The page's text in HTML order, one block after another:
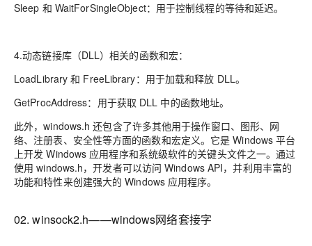
Sleep 和 WaitForSingleObject：用于控制线程的等待和延迟。
4.动态链接库（DLL）相关的函数和宏：
LoadLibrary 和 FreeLibrary：用于加载和释放 DLL。
GetProcAddress：用于获取 DLL 中的函数地址。
此外，windows.h 还包含了许多其他用于操作窗口、图形、网
络、注册表、安全性等方面的函数和宏定义。它是 Windows 平台
上开发 Windows 应用程序和系统级软件的关键头文件之一。通过
使用 windows.h，开发者可以访问 Windows API，并利用丰富的
功能和特性来创建强大的 Windows 应用程序。
02. winsock2.h——windows网络套接字